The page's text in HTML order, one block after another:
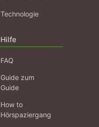
Technologie
Hilfe
FAQ
Guide zum
Guide
How to
Hörspaziergang